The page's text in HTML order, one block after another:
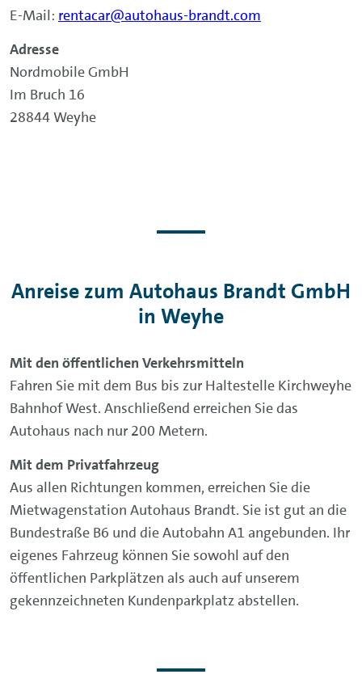
E-Mail: rentacar@autohaus-brandt.com
Adresse
Nordmobile GmbH
Im Bruch 16
28844 Weyhe
Anreise zum Autohaus Brandt GmbH
in Weyhe
Mit den öffentlichen Verkehrsmitteln
Fahren Sie mit dem Bus bis zur Haltestelle Kirchweyhe
Bahnhof West. Anschließend erreichen Sie das
Autohaus nach nur 200 Metern.
Mit dem Privatfahrzeug
Aus allen Richtungen kommen, erreichen Sie die
Mietwagenstation Autohaus Brandt. Sie ist gut an die
Bundestraße B6 und die Autobahn A1 angebunden. Ihr
eigenes Fahrzeug können Sie sowohl auf den
öffentlichen Parkplätzen als auch auf unserem
gekennzeichneten Kundenparkplatz abstellen.